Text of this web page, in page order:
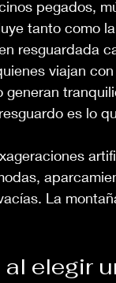
pegados,
tanto como
resguardada
viajan
es lo
La
elegir